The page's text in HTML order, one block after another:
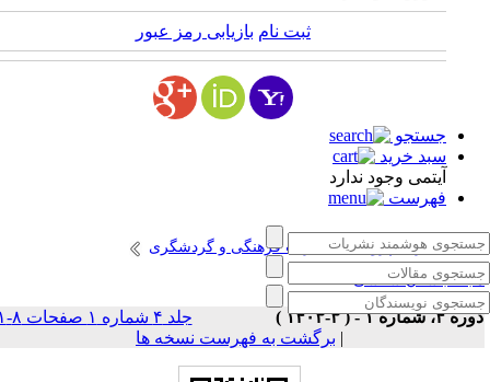
ثبت نام بازیابی رمز عبور
جستجو
سبد خرید
آیتمی وجود ندارد
فهرست
انتشارات پژوهشگاه میراث فرهنگی و گردشگری
باستان شناسی
۴، شماره ۱ - ( ۳-۱۴۰۳ )
جلد ۴ شماره ۱ صفحات ۸-۱
برگشت به فهرست نسخه ها